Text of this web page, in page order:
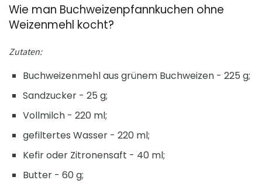
Wie man Buchweizenpfannkuchen ohne
Weizenmehl kocht?
Zutaten:
Buchweizenmehl aus grünem Buchweizen - 225 g;
Sandzucker - 25 g;
Vollmilch - 220 ml;
gefiltertes Wasser - 220 ml;
Kefir oder Zitronensaft - 40 ml;
Butter - 60 g;